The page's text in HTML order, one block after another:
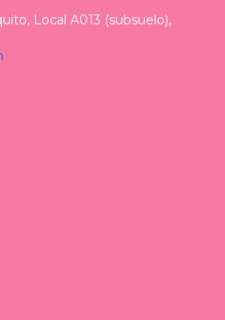
eLocal A013 (subsuelo),